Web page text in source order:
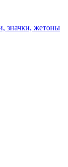
значки, жетоны